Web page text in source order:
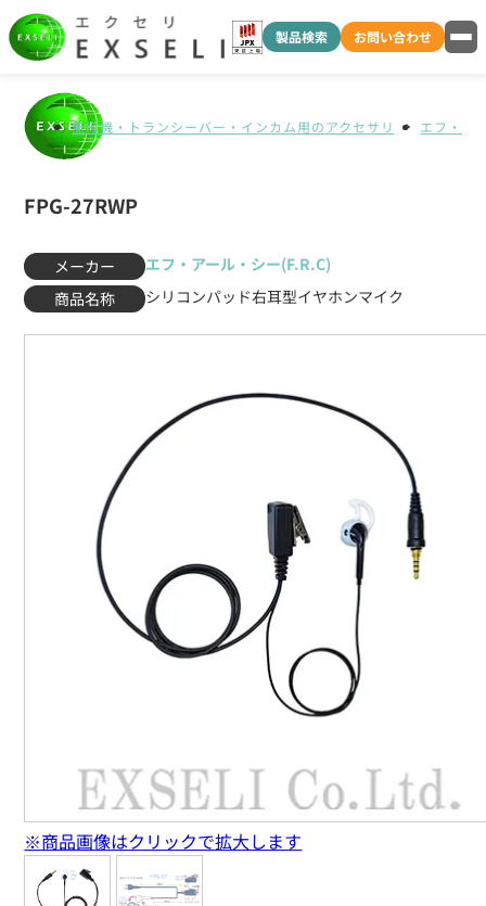
製品検索 お問い合わせ
無線機・トランシーバー・インカム用のアクセサリ エフ・ア
FPG-27RWP
メーカー
エフ・アール・シー(F.R.C)
商品名称
シリコンパッド右耳型イヤホンマイク
※商品画像はクリックで拡大します